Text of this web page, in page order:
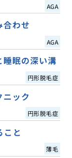
AGA
合わせ
AGA
睡眠の深い溝
円形脱毛症
ニック
円形脱毛症
こと
薄毛